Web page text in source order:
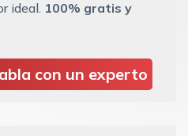
ideal. 100% gratis y
con un experto